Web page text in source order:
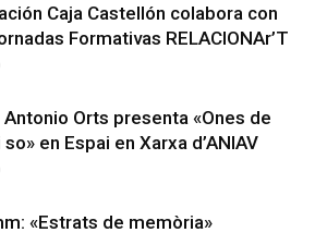
Caja Castellón colabora con
Formativas RELACIONAr’T
Orts presenta «Ones de
so» en Espai en Xarxa d’ANIAV
«Estrats de memòria»